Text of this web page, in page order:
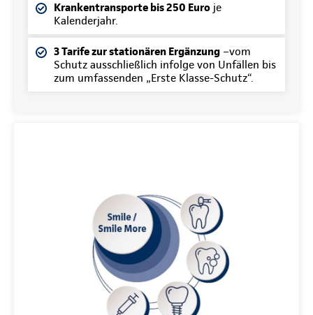
Krankentransporte bis 250 Euro je
Kalenderjahr.
3 Tarife zur stationären Ergänzung –vom
Schutz ausschließlich infolge von Unfällen bis
zum umfassenden „Erste Klasse-Schutz“.